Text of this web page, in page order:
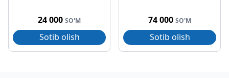
24 000 SO'M
Sotib olish
74 000 SO'M
Sotib olish